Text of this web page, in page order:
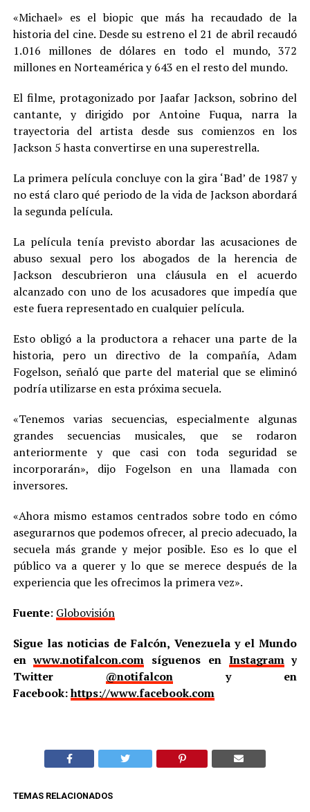
«Michael» es el biopic que más ha recaudado de la
historia del cine. Desde su estreno el 21 de abril recaudó
1.016 millones de dólares en todo el mundo, 372
millones en Norteamérica y 643 en el resto del mundo.
El filme, protagonizado por Jaafar Jackson, sobrino del
cantante, y dirigido por Antoine Fuqua, narra la
trayectoria del artista desde sus comienzos en los
Jackson 5 hasta convertirse en una superestrella.
La primera película concluye con la gira ‘Bad’ de 1987 y
no está claro qué periodo de la vida de Jackson abordará
la segunda película.
La película tenía previsto abordar las acusaciones de
abuso sexual pero los abogados de la herencia de
Jackson descubrieron una cláusula en el acuerdo
alcanzado con uno de los acusadores que impedía que
este fuera representado en cualquier película.
Esto obligó a la productora a rehacer una parte de la
historia, pero un directivo de la compañía, Adam
Fogelson, señaló que parte del material que se eliminó
podría utilizarse en esta próxima secuela.
«Tenemos varias secuencias, especialmente algunas
grandes secuencias musicales, que se rodaron
anteriormente y que casi con toda seguridad se
incorporarán», dijo Fogelson en una llamada con
inversores.
«Ahora mismo estamos centrados sobre todo en cómo
asegurarnos que podemos ofrecer, al precio adecuado, la
secuela más grande y mejor posible. Eso es lo que el
público va a querer y lo que se merece después de la
experiencia que les ofrecimos la primera vez».
Fuente: Globovisión
Sigue las noticias de Falcón, Venezuela y el Mundo
enwww.notifalcon.com síguenos en Instagramy
Twitter @notifalcony en
Facebook:https://www.facebook.com
TEMAS RELACIONADOS